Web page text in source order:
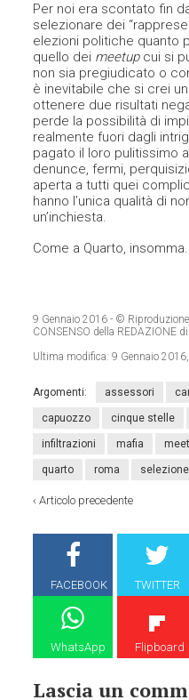
Per noi era scontato fin
selezionare dei
elezioni politiche quanto
quello dei meetupcui si
non sia pregiudicato o
è inevitabile che si crei
ottenere due risultati
perde la possibilità di
realmente fuori dagli
pagato il loro pulitissimo
denunce, fermi,
aperta a tutti quei
hanno l’unica qualità di
un’inchiesta.
Come a Quarto, insomma.
9 Gennaio 2016 - © Riproduzione
CONSENSO della REDAZIONE
Ultima modifica:9 Gennaio
Argomenti: assessori
capuozzo cinque stelle
infiltrazioni mafia
quarto roma selezione
‹Articolo precedente
FACEBOOK TWITTER
WhatsApp Flipboard
Lascia un